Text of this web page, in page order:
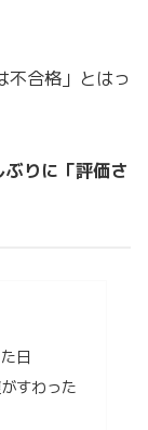
不合格」とはっ
りに「評価さ
日
すわった